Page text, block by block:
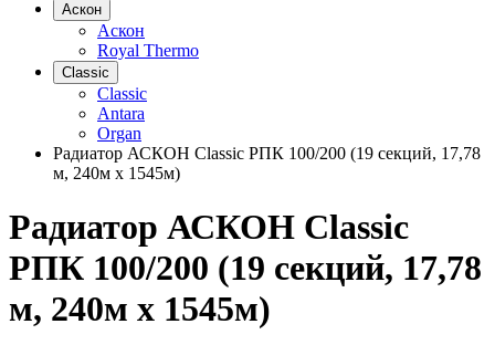
Аскон
Аскон
Royal Thermo
Classic
Classic
Antara
Organ
Радиатор АСКОН Classic РПК 100/200 (19 секций, 17,78
м, 240м х 1545м)
Радиатор АСКОН Classic
РПК 100/200 (19 секций, 17,78
м, 240м х 1545м)